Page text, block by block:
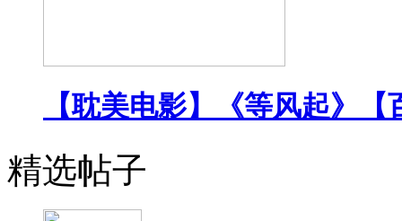
【耽美电影】《等风起》【
精选帖子